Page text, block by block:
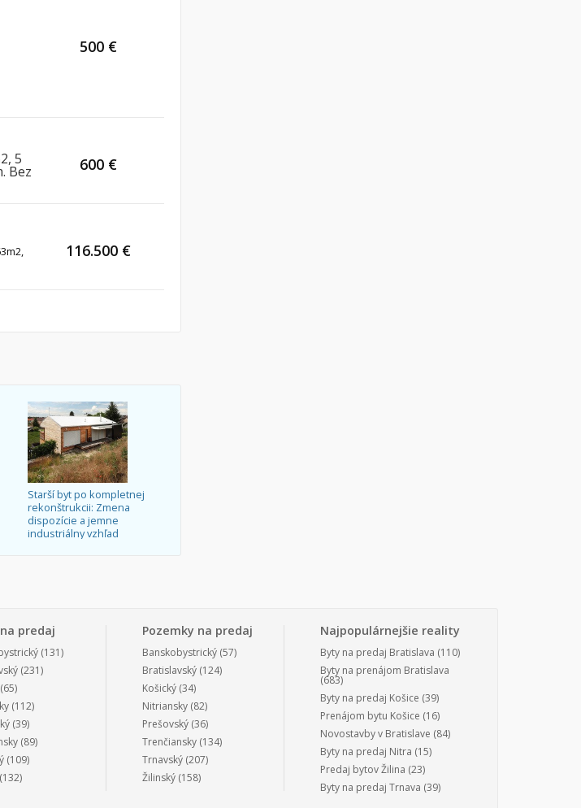
500 €
5
Bez 600 €
116.500 €
Starší byt po kompletnej
rekonštrukcii: Zmena
dispozície a jemne
industriálny vzhľad
predaj
(131)
(231)
(65)
(112)
(39)
(89)
(109)
(132)
Pozemky na predaj
Banskobystrický(57)
Bratislavský(124)
Košický(34)
Nitriansky(82)
Prešovský(36)
Trenčiansky(134)
Trnavský(207)
Žilinský(158)
Najpopulárnejšie reality
Byty na predaj Bratislava (110)
Byty na prenájom Bratislava
(683)
Byty na predaj Košice (39)
Prenájom bytu Košice (16)
Novostavby v Bratislave (84)
Byty na predaj Nitra (15)
Predaj bytov Žilina (23)
Byty na predaj Trnava (39)